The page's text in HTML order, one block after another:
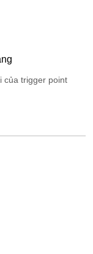
của trigger point